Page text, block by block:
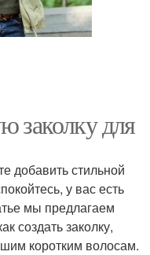
Волосы на пляж
с крабиком
с крабиком
заколку для
добавить стильной
у вас есть
мы предлагаем
создать заколку,
коротким волосам.